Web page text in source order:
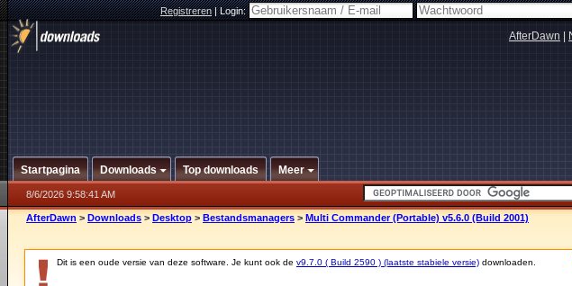
Registreren|Login:
AfterDawn
Startpagina Downloads Top downloads Meer
8/6/2026 9:58:41 AM
AfterDawn > Downloads > Desktop > Bestandsmanagers > Multi Commander (Portable) v5.6.0 (Build 2001)
Dit is een oude versie van deze software. Je kunt ook de v9.7.0 ( Build 2590 ) (laatste stabiele versie) downloaden.